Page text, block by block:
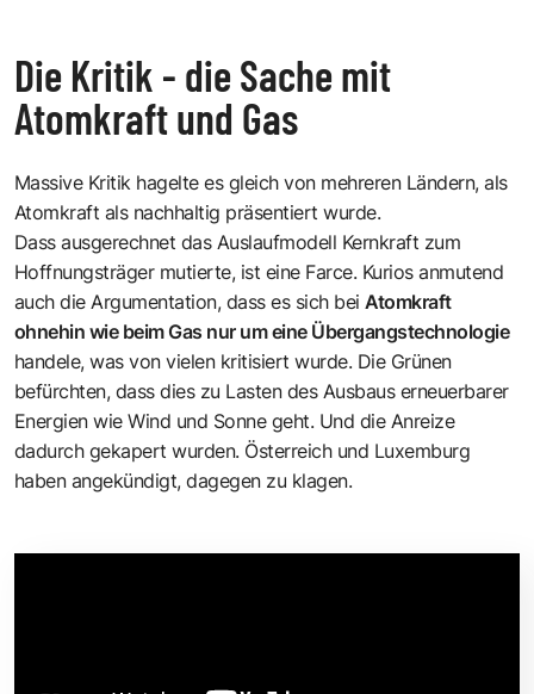
Die Kritik - die Sache mit
Atomkraft und Gas
Massive Kritik hagelte es gleich von mehreren Ländern, als
Atomkraft als nachhaltig präsentiert wurde.
Dass ausgerechnet das Auslaufmodell Kernkraft zum
Hoffnungsträger mutierte, ist eine Farce. Kurios anmutend
auch die Argumentation, dass es sich bei Atomkraft
ohnehin wie beim Gas nur um eine Übergangstechnologie
handele, was von vielen kritisiert wurde. Die Grünen
befürchten, dass dies zu Lasten des Ausbaus erneuerbarer
Energien wie Wind und Sonne geht. Und die Anreize
dadurch gekapert wurden. Österreich und Luxemburg
haben angekündigt, dagegen zu klagen.